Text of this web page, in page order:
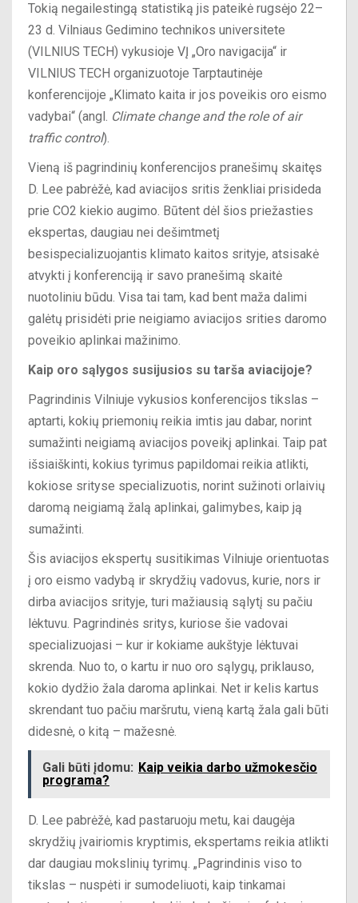
Tokią negailestingą statistiką jis pateikė rugsėjo 22–
23 d. Vilniaus Gedimino technikos universitete
(VILNIUS TECH) vykusioje VĮ „Oro navigacija“ ir
VILNIUS TECH organizuotoje Tarptautinėje
konferencijoje „Klimato kaita ir jos poveikis oro eismo
vadybai“ (angl. Climate change and the role of air
traffic control).
Vieną iš pagrindinių konferencijos pranešimų skaitęs
D. Lee pabrėžė, kad aviacijos sritis ženkliai prisideda
prie CO2 kiekio augimo. Būtent dėl šios priežasties
ekspertas, daugiau nei dešimtmetį
besispecializuojantis klimato kaitos srityje, atsisakė
atvykti į konferenciją ir savo pranešimą skaitė
nuotoliniu būdu. Visa tai tam, kad bent maža dalimi
galėtų prisidėti prie neigiamo aviacijos srities daromo
poveikio aplinkai mažinimo.
Kaip oro sąlygos susijusios su tarša aviacijoje?
Pagrindinis Vilniuje vykusios konferencijos tikslas –
aptarti, kokių priemonių reikia imtis jau dabar, norint
sumažinti neigiamą aviacijos poveikį aplinkai. Taip pat
išsiaiškinti, kokius tyrimus papildomai reikia atlikti,
kokiose srityse specializuotis, norint sužinoti orlaivių
daromą neigiamą žalą aplinkai, galimybes, kaip ją
sumažinti.
Šis aviacijos ekspertų susitikimas Vilniuje orientuotas
į oro eismo vadybą ir skrydžių vadovus, kurie, nors ir
dirba aviacijos srityje, turi mažiausią sąlytį su pačiu
lėktuvu. Pagrindinės sritys, kuriose šie vadovai
specializuojasi – kur ir kokiame aukštyje lėktuvai
skrenda. Nuo to, o kartu ir nuo oro sąlygų, priklauso,
kokio dydžio žala daroma aplinkai. Net ir kelis kartus
skrendant tuo pačiu maršrutu, vieną kartą žala gali būti
didesnė, o kitą – mažesnė.
Gali būti įdomu: Kaip veikia darbo užmokesčio
programa?
D. Lee pabrėžė, kad pastaruoju metu, kai daugėja
skrydžių įvairiomis kryptimis, ekspertams reikia atlikti
dar daugiau mokslinių tyrimų. „Pagrindinis viso to
tikslas – nuspėti ir sumodeliuoti, kaip tinkamai